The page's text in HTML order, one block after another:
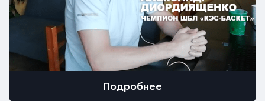
Подробнее